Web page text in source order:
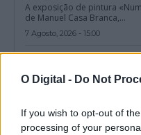
O Digital - Do Not
If you wish to opt-out of
processing of your
A exposição de pintura
de Manuel Casa Branca,...
7 Agosto, 2026 - 15:00